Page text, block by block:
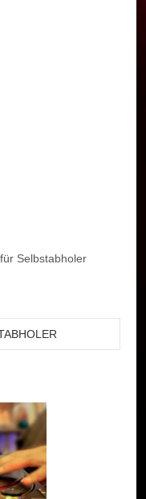
Selbstabholer